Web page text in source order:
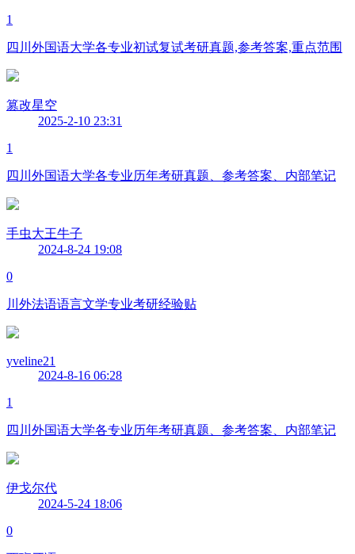
1
四川外国语大学各专业初试复试考研真题,参考答案,重点范围
篡改星空
2025-2-10 23:31
1
四川外国语大学各专业历年考研真题、参考答案、内部笔记
手虫大王牛子
2024-8-24 19:08
0
川外法语语言文学专业考研经验贴
yveline21
2024-8-16 06:28
1
四川外国语大学各专业历年考研真题、参考答案、内部笔记
伊戈尔代
2024-5-24 18:06
0